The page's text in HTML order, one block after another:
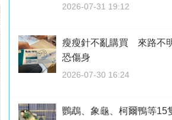
2026-07-31 19:12
瘦瘦針不亂購買 來路不
恐傷身
2026-07-30 16:24
鸚鵡、象龜、柯爾鴨等15